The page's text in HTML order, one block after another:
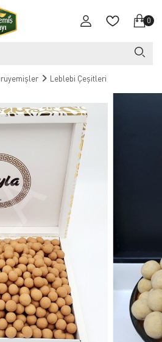
0
Leblebi Çeşitleri